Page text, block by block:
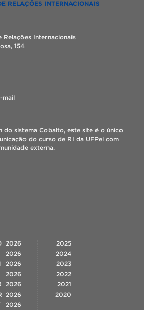
RELAÇÕES INTERNACIONAIS
Relações Internacionais
154
mail
do sistema Cobalto, este site é o único
do curso de RI da UFPel com
externa.
2026
2026
2026
2026
2026
2026
2026
2025
2024
2023
2022
2021
2020